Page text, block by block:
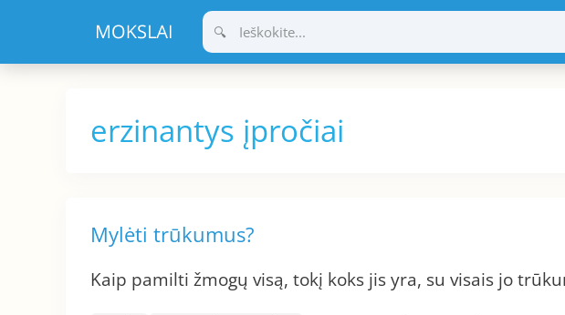
turinio
erzinantys įpročiai
Mylėti trūkumus?
Kaip pamilti žmogų visą, tokį koks jis yra, su visais jo